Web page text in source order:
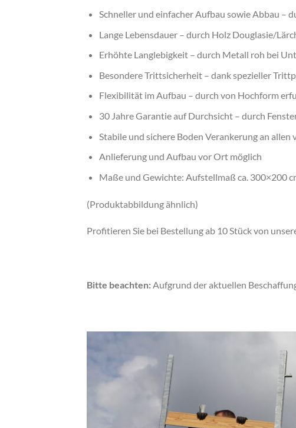
Schneller und einfacher Aufbau sowie Abbau –
Lange Lebensdauer – durch Holz Douglasie/
Erhöhte Langlebigkeit – durch Metall roh bei
Besondere Trittsicherheit – dank spezieller
Flexibilität im Aufbau – durch von Hochform
30 Jahre Garantie auf Durchsicht – durch
Stabile und sichere Boden Verankerung an allen
Anlieferung und Aufbau vor Ort möglich
Maße und Gewichte: Aufstellmaß ca. 300×200
(Produktabbildung ähnlich)
Profitieren Sie bei Bestellung ab 10 Stück von
Bitte beachten:Aufgrund der aktuellen